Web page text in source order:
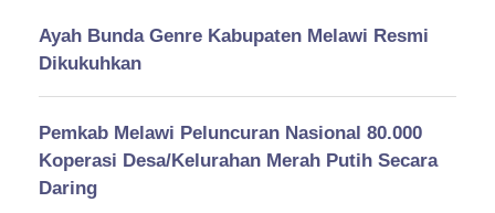
Ayah Bunda Genre Kabupaten Melawi Resmi
Dikukuhkan
Pemkab Melawi Peluncuran Nasional 80.000
Koperasi Desa/Kelurahan Merah Putih Secara
Daring